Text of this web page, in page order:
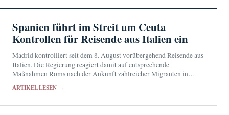
Spanien führt im Streit um Ceuta
Kontrollen für Reisende aus Italien ein
Madrid kontrolliert seit dem 8. August vorübergehend Reisende aus
Italien. Die Regierung reagiert damit auf entsprechende
Maßnahmen Roms nach der Ankunft zahlreicher Migranten in
ARTIKEL LESEN →